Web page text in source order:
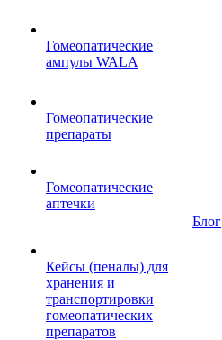
Гомеопатические
ампулы WALA
Гомеопатические
препараты
Гомеопатические
аптечки
Кейсы (пеналы) для
хранения и
транспортировки
гомеопатических
препаратов
Блог